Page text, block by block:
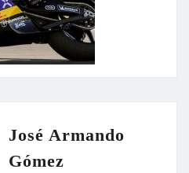
José Armando
Gómez